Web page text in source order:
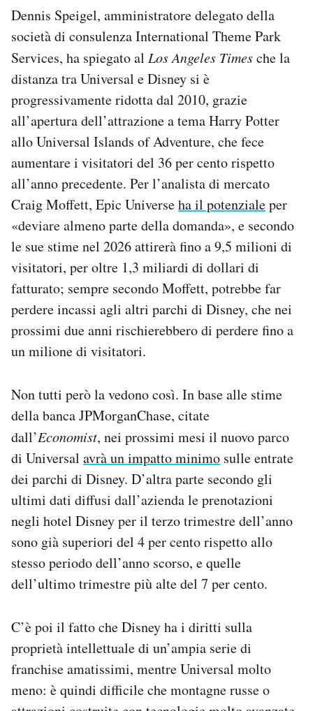
Dennis Speigel, amministratore delegato della
società di consulenza International Theme Park
Services, ha spiegato al Los Angeles Timesche la
distanza tra Universal e Disney si è
progressivamente ridotta dal 2010, grazie
all’apertura dell’attrazione a tema Harry Potter
allo Universal Islands of Adventure, che fece
aumentare i visitatori del 36 per cento rispetto
all’anno precedente. Per l’analista di mercato
Craig Moffett, Epic Universeha il potenzialeper
«deviare almeno parte della domanda», e secondo
le sue stime nel 2026 attirerà fino a 9,5 milioni di
visitatori, per oltre 1,3 miliardi di dollari di
fatturato; sempre secondo Moffett, potrebbe far
perdere incassi agli altri parchi di Disney, che nei
prossimi due anni rischierebbero di perdere fino a
un milione di visitatori.
Non tutti però la vedono così. In base alle stime
della banca JPMorganChase, citate
dall’Economist, nei prossimi mesi il nuovo parco
di Universal avrà un impatto minimo sulle entrate
dei parchi di Disney. D’altra parte secondo gli
ultimi dati diffusi dall’azienda le prenotazioni
negli hotel Disney per il terzo trimestre dell’anno
sono già superiori del 4 per cento rispetto allo
stesso periodo dell’anno scorso, e quelle
dell’ultimo trimestre più alte del 7 per cento.
C’è poi il fatto che Disney ha i diritti sulla
proprietà intellettuale di un’ampia serie di
franchise amatissimi, mentre Universal molto
meno: è quindi difficile che montagne russe o